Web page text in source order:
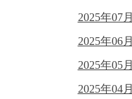
2025年07月
2025年06月
2025年05月
2025年04月